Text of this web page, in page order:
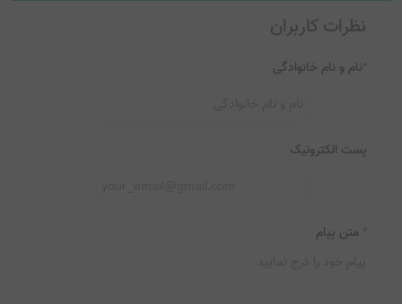
نظرات کاربران
*نام و نام خانوادگی
پست الکترونیک
* متن پیام